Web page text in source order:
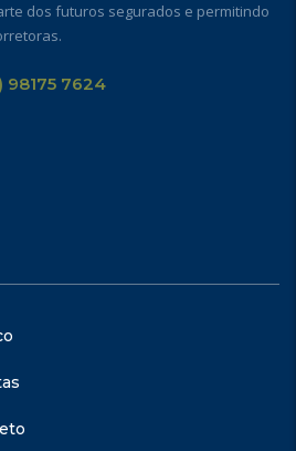
dos futuros segurados e permitindo
98175 7624